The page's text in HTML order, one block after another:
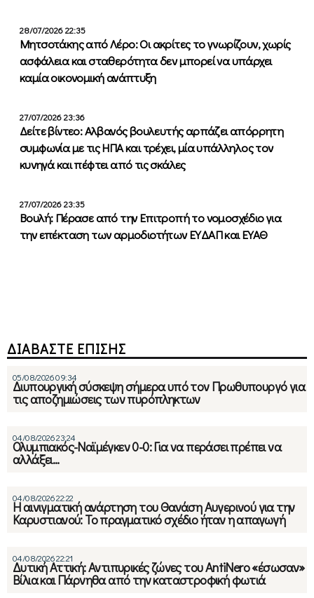
28/07/2026 22:35
Μητσοτάκης από Λέρο: Οι ακρίτες το γνωρίζουν, χωρίς
ασφάλεια και σταθερότητα δεν μπορεί να υπάρχει
καμία οικονομική ανάπτυξη
27/07/2026 23:36
Δείτε βίντεο: Αλβανός βουλευτής αρπάζει απόρρητη
συμφωνία με τις ΗΠΑ και τρέχει, μία υπάλληλος τον
κυνηγά και πέφτει από τις σκάλες
27/07/2026 23:35
Βουλή: Πέρασε από την Επιτροπή το νομοσχέδιο για
την επέκταση των αρμοδιοτήτων ΕΥΔΑΠ και ΕΥΑΘ
ΔΙΑΒΑΣΤΕ ΕΠΙΣΗΣ
05/08/2026 09:34
Διυπουργική σύσκεψη σήμερα υπό τον Πρωθυπουργό για
τις αποζημιώσεις των πυρόπληκτων
04/08/2026 23:24
Ολυμπιακός-Ναϊμέγκεν 0-0: Για να περάσει πρέπει να
αλλάξει…
04/08/2026 22:22
Η αινιγματική ανάρτηση του Θανάση Αυγερινού για την
Καρυστιανού: Το πραγματικό σχέδιο ήταν η απαγωγή
04/08/2026 22:21
Δυτική Αττική: Αντιπυρικές ζώνες του AntiNero «έσωσαν»
Βίλια και Πάρνηθα από την καταστροφική φωτιά